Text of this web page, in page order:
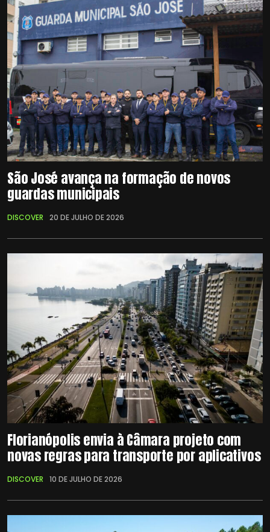
São José avança na formação de novos
guardas municipais
DISCOVER 20 DE JULHO DE 2026
Florianópolis envia à Câmara projeto com
novas regras para transporte por aplicativos
DISCOVER 10 DE JULHO DE 2026